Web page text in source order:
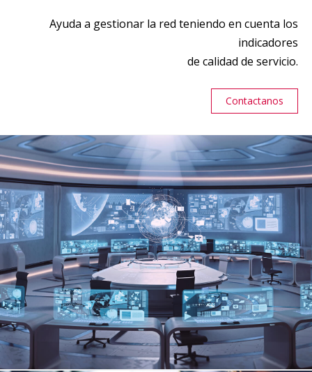
Ayuda a gestionar la red teniendo en cuenta los
indicadores
de calidad de servicio.
Contactanos